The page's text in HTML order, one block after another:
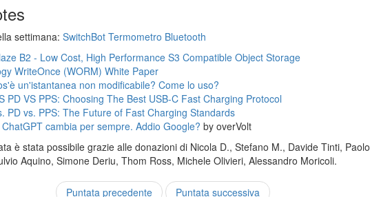
settimana: SwitchBot Termometro Bluetooth
B2 - Low Cost, High Performance S3 Compatible Object Storage
WriteOnce (WORM) White Paper
un'istantanea non modificabile? Come lo uso?
PD VS PPS: Choosing The Best USB-C Fast Charging Protocol
PD vs. PPS: The Future of Fast Charging Standards
cambia per sempre. Addio Google? by overVolt
è stata possibile grazie alle donazioni di Nicola D., Stefano M., Davide Tinti, Paolo
Aquino, Simone Deriu, Thom Ross, Michele Olivieri, Alessandro Moricoli.
Puntata precedente Puntata successiva